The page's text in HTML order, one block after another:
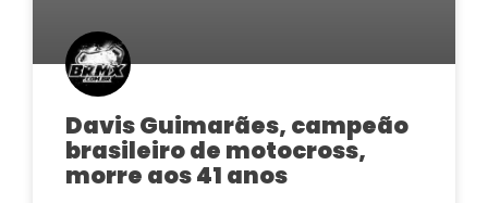
Davis Guimarães, campeão
brasileiro de motocross,
morre aos 41 anos